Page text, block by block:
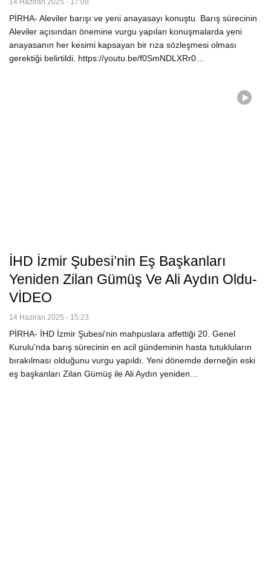
PİRHA- Aleviler barışı ve yeni anayasayı konuştu. Barış sürecinin
Aleviler açısından önemine vurgu yapılan konuşmalarda yeni
anayasanın her kesimi kapsayan bir rıza sözleşmesi olması
gerektiği belirtildi. https://youtu.be/f0SmNDLXRr0…
İHD İzmir Şubesi’nin Eş Başkanları
Yeniden Zilan Gümüş Ve Ali Aydın Oldu-
VİDEO
14 Haziran 2025 - 15:23
PİRHA- İHD İzmir Şubesi'nin mahpuslara atfettiği 20. Genel
Kurulu'nda barış sürecinin en acil gündeminin hasta tutukluların
bırakılması olduğunu vurgu yapıldı. Yeni dönemde derneğin eski
eş başkanları Zilan Gümüş ile Ali Aydın yeniden…